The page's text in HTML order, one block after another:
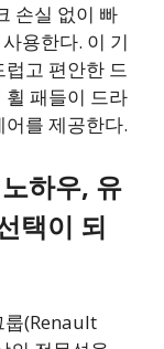
손실 없이 빠
용한다. 이 기
고 편안한 드
패들이 드라
를 제공한다.
하우, 유
택이 되
룹(Renault